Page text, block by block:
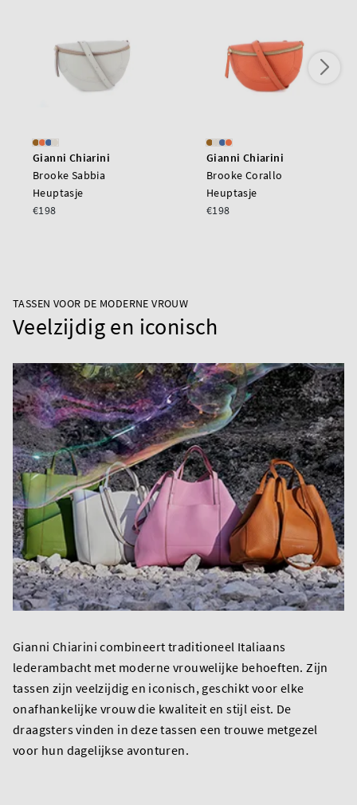
Gianni Chiarini
Brooke Sabbia
Heuptasje
€198
Gianni Chiarini
Brooke Corallo
Heuptasje
€198
TASSEN VOOR DE MODERNE VROUW
Veelzijdig en iconisch
Gianni Chiarini combineert traditioneel Italiaans
lederambacht met moderne vrouwelijke behoeften. Zijn
tassen zijn veelzijdig en iconisch, geschikt voor elke
onafhankelijke vrouw die kwaliteit en stijl eist. De
draagsters vinden in deze tassen een trouwe metgezel
voor hun dagelijkse avonturen.